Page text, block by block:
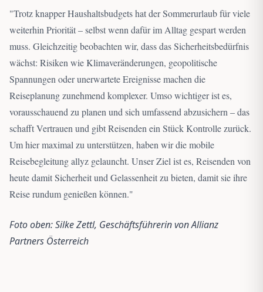
"Trotz knapper Haushaltsbudgets hat der Sommerurlaub für viele
weiterhin Priorität – selbst wenn dafür im Alltag gespart werden
muss. Gleichzeitig beobachten wir, dass das Sicherheitsbedürfnis
wächst: Risiken wie Klimaveränderungen, geopolitische
Spannungen oder unerwartete Ereignisse machen die
Reiseplanung zunehmend komplexer. Umso wichtiger ist es,
vorausschauend zu planen und sich umfassend abzusichern – das
schafft Vertrauen und gibt Reisenden ein Stück Kontrolle zurück.
Um hier maximal zu unterstützen, haben wir die mobile
Reisebegleitung allyz gelauncht. Unser Ziel ist es, Reisenden von
heute damit Sicherheit und Gelassenheit zu bieten, damit sie ihre
Reise rundum genießen können."
Foto oben: Silke Zettl, Geschäftsführerin von Allianz
Partners Österreich